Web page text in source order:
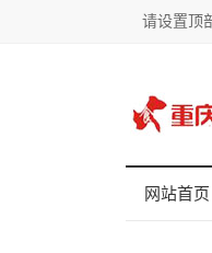
请设置顶
网站首页